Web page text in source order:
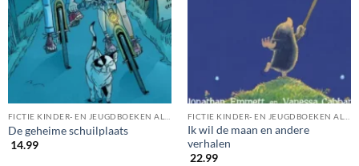
De geheime schuilplaats
14.99
Ik wil de maan en andere
verhalen
22.99